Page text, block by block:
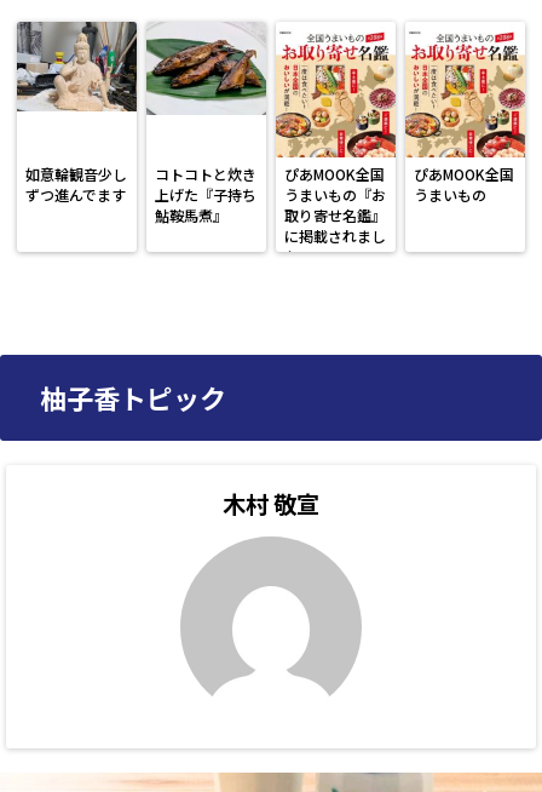
如意輪観音少し
ずつ進んでます
コトコトと炊き
上げた『子持ち
鮎鞍馬煮』
ぴあMOOK全国
うまいもの『お
取り寄せ名鑑』
に掲載されまし
た。
ぴあMOOK全国
うまいもの
柚子香トピック
木村 敬宣